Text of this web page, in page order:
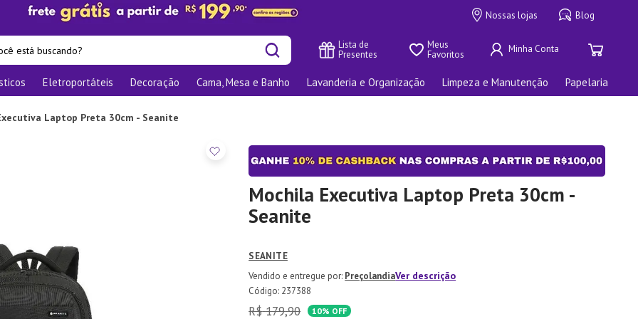
Nossas lojas Blog
está buscando?
Lista de
Presentes
Meus
Favoritos
Eletroportáteis Decoração Cama, Mesa e Banho Lavanderia e Organização Limpeza e Manutenção Papelaria
Laptop Preta 30cm - Seanite
Mochila Executiva Laptop Preta 30cm -
Seanite
SEANITE
PreçolandiaVer descrição
: 237388
R$ 179,90 10% OFF
buscados
Jantar